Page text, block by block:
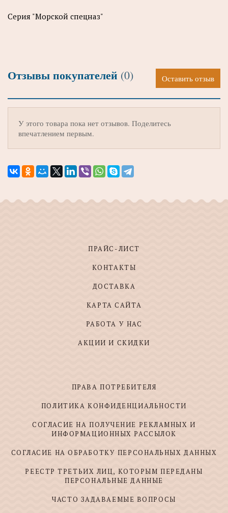
Серия "Морской спецназ"
Отзывы покупателей (0) Оставить отзыв
У этого товара пока нет отзывов. Поделитесь
впечатлением первым.
ПРАЙС-ЛИСТ
КОНТАКТЫ
ДОСТАВКА
КАРТА САЙТА
РАБОТА У НАС
АКЦИИ И СКИДКИ
ПРАВА ПОТРЕБИТЕЛЯ
ПОЛИТИКА КОНФИДЕНЦИАЛЬНОСТИ
СОГЛАСИЕ НА ПОЛУЧЕНИЕ РЕКЛАМНЫХ И
ИНФОРМАЦИОННЫХ РАССЫЛОК
СОГЛАСИЕ НА ОБРАБОТКУ ПЕРСОНАЛЬНЫХ ДАННЫХ
РЕЕСТР ТРЕТЬИХ ЛИЦ, КОТОРЫМ ПЕРЕДАНЫ
ПЕРСОНАЛЬНЫЕ ДАННЫЕ
ЧАСТО ЗАДАВАЕМЫЕ ВОПРОСЫ